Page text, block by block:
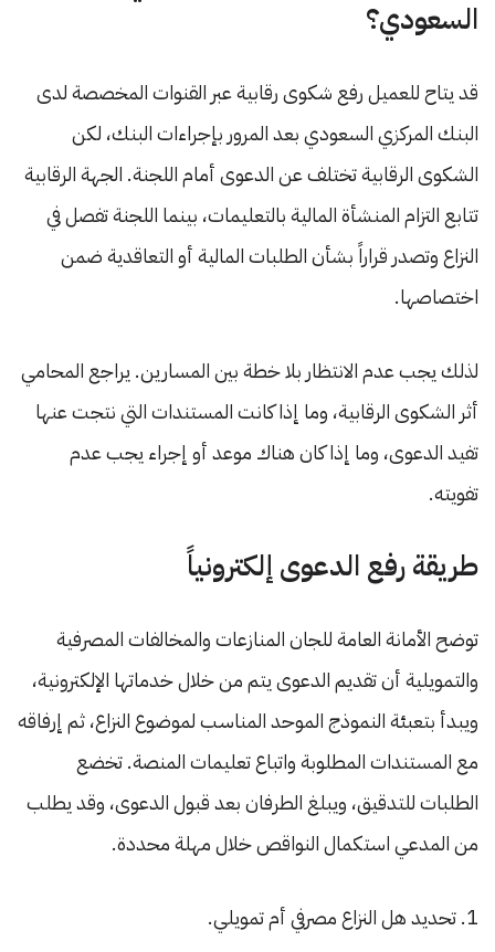
السعودي؟
قد يتاح للعميل رفع شكوى رقابية عبر القنوات المخصصة لدى
البنك المركزي السعودي بعد المرور بإجراءات البنك، لكن
الشكوى الرقابية تختلف عن الدعوى أمام اللجنة. الجهة الرقابية
تتابع التزام المنشأة المالية بالتعليمات، بينما اللجنة تفصل في
النزاع وتصدر قراراً بشأن الطلبات المالية أو التعاقدية ضمن
اختصاصها.
لذلك يجب عدم الانتظار بلا خطة بين المسارين. يراجع المحامي
أثر الشكوى الرقابية، وما إذا كانت المستندات التي نتجت عنها
تفيد الدعوى، وما إذا كان هناك موعد أو إجراء يجب عدم
تفويته.
طريقة رفع الدعوى إلكترونياً
توضح الأمانة العامة للجان المنازعات والمخالفات المصرفية
والتمويلية أن تقديم الدعوى يتم من خلال خدماتها الإلكترونية،
ويبدأ بتعبئة النموذج الموحد المناسب لموضوع النزاع، ثم إرفاقه
مع المستندات المطلوبة واتباع تعليمات المنصة. تخضع
الطلبات للتدقيق، ويبلغ الطرفان بعد قبول الدعوى، وقد يطلب
من المدعي استكمال النواقص خلال مهلة محددة.
تحديد هل النزاع مصرفي أم تمويلي.